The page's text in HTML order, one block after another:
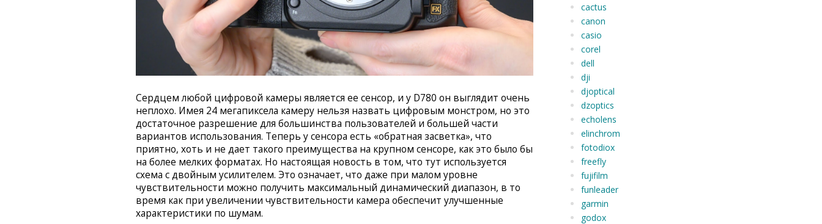
Сердцем любой цифровой камеры является ее сенсор, и у D780 он выглядит очень
неплохо. Имея 24 мегапиксела камеру нельзя назвать цифровым монстром, но это
достаточное разрешение для большинства пользователей и большей части
вариантов использования. Теперь у сенсора есть «обратная засветка», что
приятно, хоть и не дает такого преимущества на крупном сенсоре, как это было бы
на более мелких форматах. Но настоящая новость в том, что тут используется
схема с двойным усилителем. Это означает, что даже при малом уровне
чувствительности можно получить максимальный динамический диапазон, в то
время как при увеличении чувствительности камера обеспечит улучшенные
характеристики по шумам.
cactus
canon
casio
corel
dell
dji
djoptical
dzoptics
echolens
elinchrom
fotodiox
freefly
fujifilm
funleader
garmin
godox